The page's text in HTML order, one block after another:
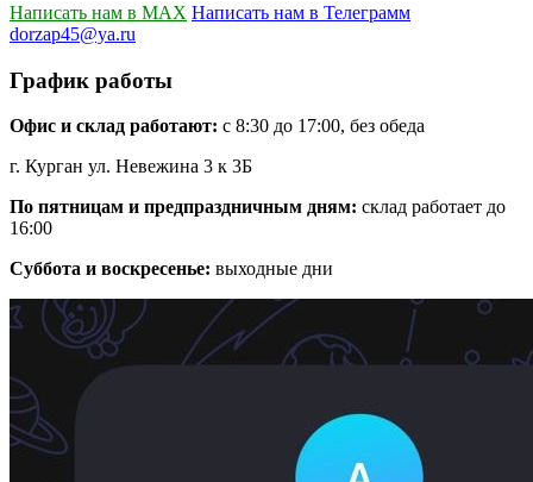
Написать нам в MAX Написать нам в Телеграмм
dorzap45@ya.ru
График работы
Офис и склад работают: с 8:30 до 17:00, без обеда
г. Курган ул. Невежина 3 к 3Б
По пятницам и предпраздничным дням: склад работает до
16:00
Суббота и воскресенье: выходные дни